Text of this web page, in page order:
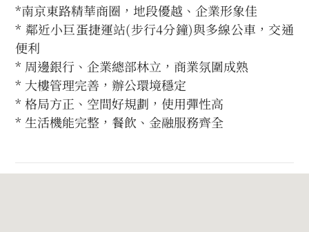
*南京東路精華商圈，地段優越、企業形象佳
* 鄰近小巨蛋捷運站(步行4分鐘)與多線公車，交通
便利
* 周邊銀行、企業總部林立，商業氛圍成熟
* 大樓管理完善，辦公環境穩定
* 格局方正、空間好規劃，使用彈性高
* 生活機能完整，餐飲、金融服務齊全